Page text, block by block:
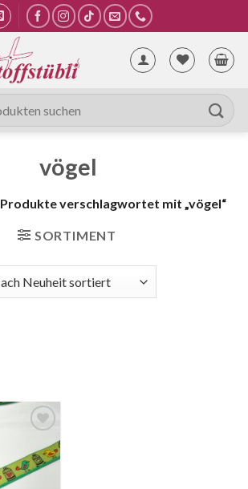
vögel
Produkte verschlagwortet mit „vögel“
SORTIMENT
Wunschliste